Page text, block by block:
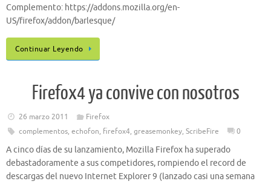
Complemento: https://addons.mozilla.org/en-
US/firefox/addon/barlesque/
Continuar Leyendo
Firefox4 ya convive con nosotros
26 marzo 2011
Firefox
complementos, echofon, firefox4, greasemonkey, ScribeFire 0
A cinco días de su lanzamiento, Mozilla Firefox ha superado
debastadoramente a sus competidores, rompiendo el record de
descargas del nuevo Internet Explorer 9 (lanzado casi una semana